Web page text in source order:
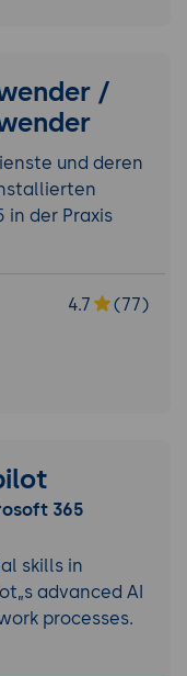
/
und deren
in der Praxis
4.7
(77)
365
skills in
advanced AI
processes.